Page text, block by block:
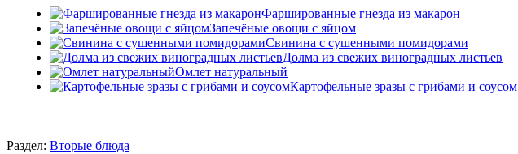
Фаршированные гнезда из макарон
Запечёные овощи с яйцом
Свинина с сушенными помидорами
Долма из свежих виноградных листьев
Омлет натуральный
Картофельные зразы с грибами и соусом
Раздел: Вторые блюда